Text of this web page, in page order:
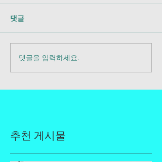
댓글
댓글을 입력하세요.
추천 게시물